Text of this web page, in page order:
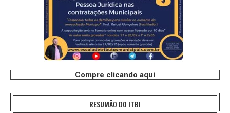
Compre clicando aqui
RESUMÃO DO ITBI